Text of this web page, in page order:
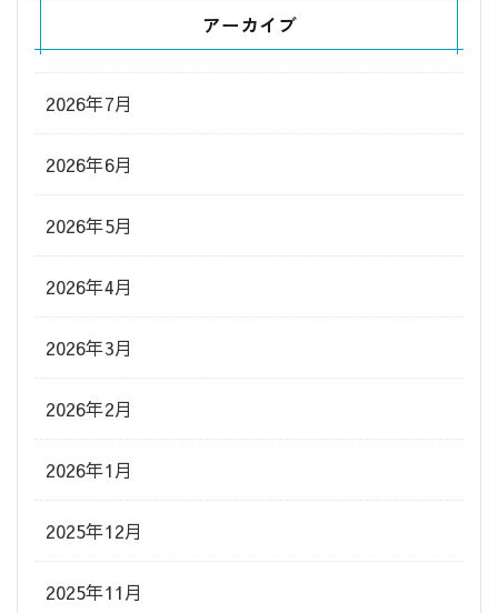
アーカイブ
2026年7月
2026年6月
2026年5月
2026年4月
2026年3月
2026年2月
2026年1月
2025年12月
2025年11月